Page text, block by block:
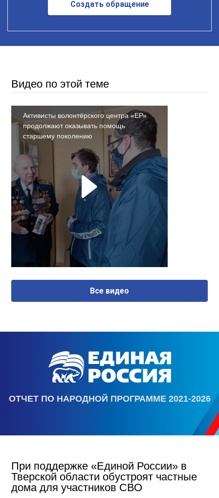
Создать обращение
Видео по этой теме
Активисты волонтёрского центра «ЕР»
продолжают оказывать помощь
старшему поколению
Все видео
ОТЧЕТ ПО НАРОДНОЙ ПРОГРАММЕ 2021-2026
При поддержке «Единой России» в
Тверской области обустроят частные
дома для участников СВО